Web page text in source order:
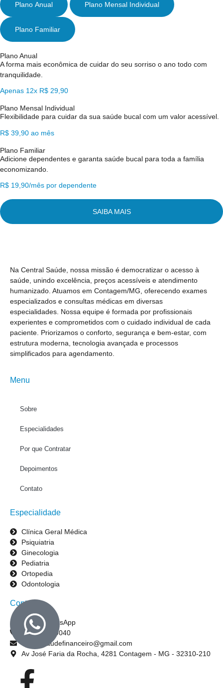
Plano Anual Plano Mensal Individual
Plano Familiar
Plano Anual
A forma mais econômica de cuidar do seu sorriso o ano todo com
tranquilidade.
Apenas 12x R$ 29,90
Plano Mensal Individual
Flexibilidade para cuidar da sua saúde bucal com um valor acessível.
R$ 39,90 ao mês
Plano Familiar
Adicione dependentes e garanta saúde bucal para toda a família
economizando.
R$ 19,90/mês por dependente
SAIBA MAIS
Na Central Saúde, nossa missão é democratizar o acesso à
saúde, unindo excelência, preços acessíveis e atendimento
humanizado. Atuamos em Contagem/MG, oferecendo exames
especializados e consultas médicas em diversas
especialidades. Nossa equipe é formada por profissionais
experientes e comprometidos com o cuidado individual de cada
paciente. Priorizamos o conforto, segurança e bem-estar, com
estrutura moderna, tecnologia avançada e processos
simplificados para agendamento.
Menu
Sobre
Especialidades
Por que Contratar
Depoimentos
Contato
Especialidade
Clínica Geral Médica
Psiquiatria
Ginecologia
Pediatria
Ortopedia
Odontologia
Contato
Enviar WhatsApp
(31) 3395-9040
centralsaudefinanceiro@gmail.com
Av José Faria da Rocha, 4281 Contagem - MG - 32310-210